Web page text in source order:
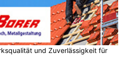
und Zuverlässigkeit für